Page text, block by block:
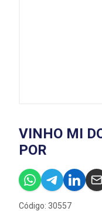
VINHO MI
POR
Código: 30557